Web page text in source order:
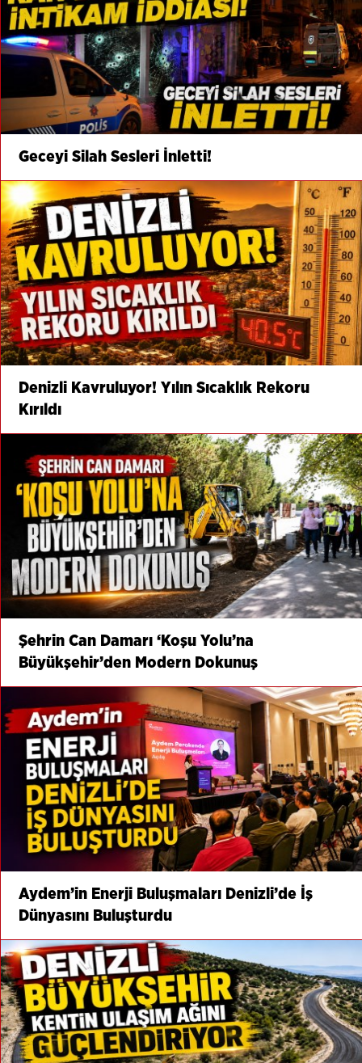
Geceyi Silah Sesleri İnletti!
Denizli Kavruluyor! Yılın Sıcaklık Rekoru
Kırıldı
Şehrin Can Damarı ‘Koşu Yolu’na
Büyükşehir’den Modern Dokunuş
Aydem’in Enerji Buluşmaları Denizli’de İş
Dünyasını Buluşturdu